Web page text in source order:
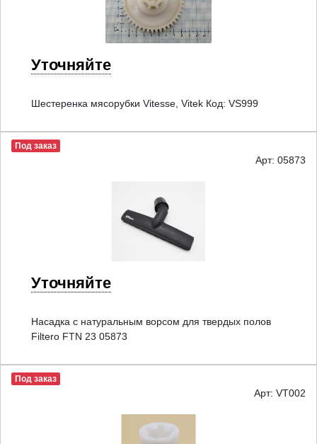
Уточняйте
Шестеренка мясорубки Vitesse, Vitek Код: VS999
Под заказ
Арт: 05873
Уточняйте
Насадка с натуральным ворсом для твердых полов
Filtero FTN 23 05873
Под заказ
Арт: VT002